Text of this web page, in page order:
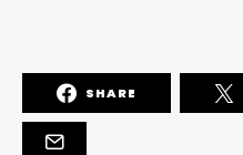
SHARE